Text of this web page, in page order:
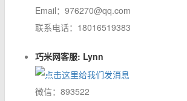
Email：976270@qq.com
联系电话：18016519383
巧米网客服: Lynn
微信：893522